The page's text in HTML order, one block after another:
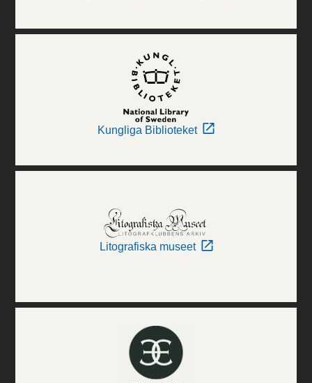
Kungliga Biblioteket
Litografiska museet